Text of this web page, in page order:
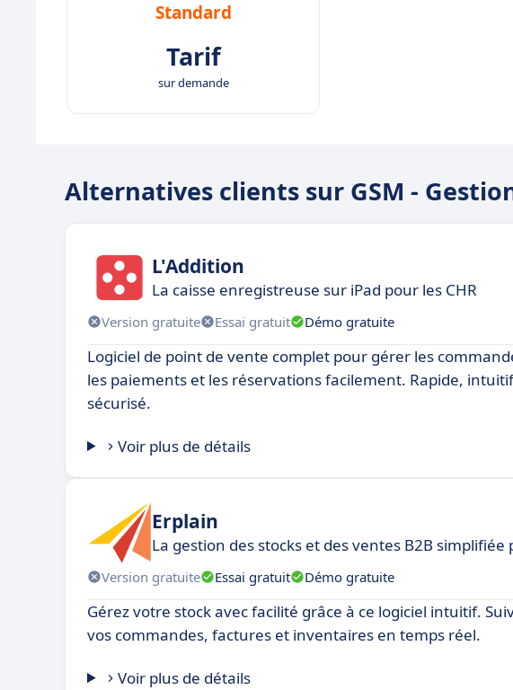
Standard
Tarif
sur demande
Alternatives clients sur GSM -
L'Addition
La caisse enregistreuse sur iPad pour les CHR
Version gratuite Essai gratuit Démo gratuite
Logiciel de point de vente complet pour gérer les
les paiements et les réservations facilement. Rapide,
sécurisé.
Voir plus de détails
Erplain
La gestion des stocks et des ventes B2B simplifiée
Version gratuite Essai gratuit Démo gratuite
Gérez votre stock avec facilité grâce à ce logiciel intuitif.
vos commandes, factures et inventaires en temps réel.
Voir plus de détails